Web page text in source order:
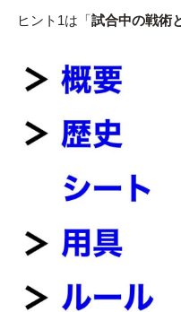
ヒント1は「試合中の戦術